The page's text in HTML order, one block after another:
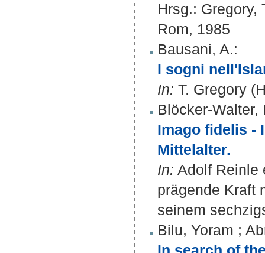
Hrsg.: Gregory,
Rom, 1985
Bausani, A.:
I sogni
In: T. Gregory
Blöcker-Walter,
Imago fidelis -
Mittelalter.
In: Adolf Reinle
prägende Kraft
seinem
Bilu, Yoram ;